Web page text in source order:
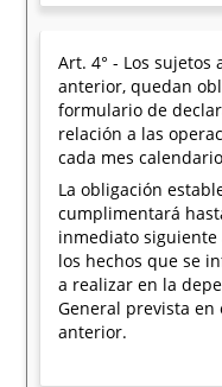
Art. 4° - Los
anterior, quedan
formulario de
relación a las
cada mes
La obligación
cumplimentará
inmediato
los hechos que se
a realizar en la
General prevista
anterior.